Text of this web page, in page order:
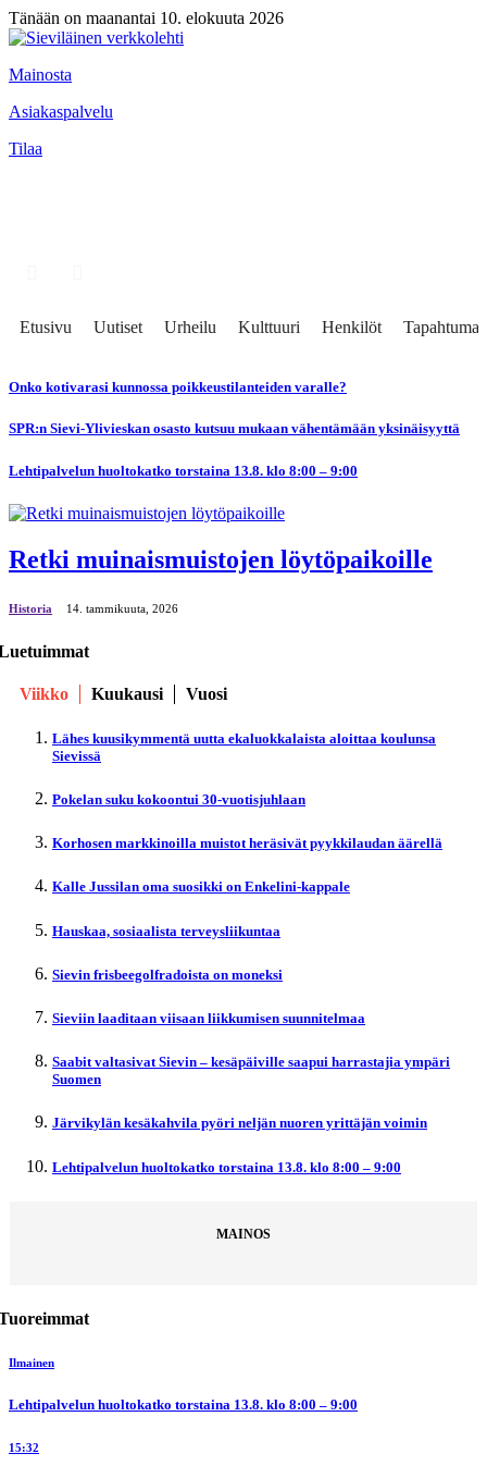
Tänään on maanantai 10. elokuuta 2026
Mainosta
Asiakaspalvelu
Tilaa
Etusivu Uutiset Urheilu Kulttuuri Henkilöt Tapahtumat
Onko kotivarasi kunnossa poikkeustilanteiden varalle?
SPR:n Sievi-Ylivieskan osasto kutsuu mukaan vähentämään yksinäisyyttä
Lehtipalvelun huoltokatko torstaina 13.8. klo 8:00 – 9:00
Retki muinaismuistojen löytöpaikoille
Historia 14. tammikuuta, 2026
Viikko Kuukausi Vuosi
Lähes kuusikymmentä uutta ekaluokkalaista aloittaa koulunsa
Sievissä
Pokelan suku kokoontui 30-vuotisjuhlaan
Korhosen markkinoilla muistot heräsivät pyykkilaudan äärellä
Kalle Jussilan oma suosikki on Enkelini-kappale
Hauskaa, sosiaalista terveysliikuntaa
Sievin frisbeegolfradoista on moneksi
Sieviin laaditaan viisaan liikkumisen suunnitelmaa
Saabit valtasivat Sievin – kesäpäiville saapui harrastajia ympäri
Suomen
Järvikylän kesäkahvila pyöri neljän nuoren yrittäjän voimin
Lehtipalvelun huoltokatko torstaina 13.8. klo 8:00 – 9:00
MAINOS
Ilmainen
Lehtipalvelun huoltokatko torstaina 13.8. klo 8:00 – 9:00
15:32